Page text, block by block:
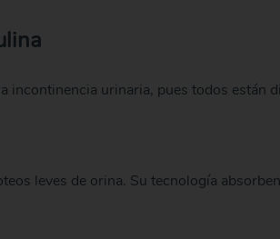
urinaria, pues todos están
leves de orina. Su tecnología